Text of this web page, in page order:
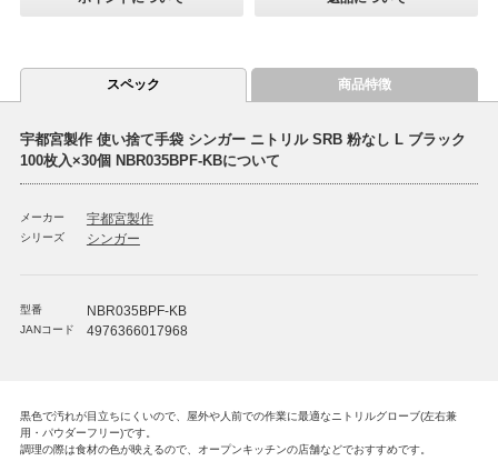
スペック 商品特徴
宇都宮製作 使い捨て手袋 シンガー ニトリル SRB 粉なし L ブラック
100枚入×30個 NBR035BPF-KBについて
メーカー 宇都宮製作
シリーズ シンガー
型番 NBR035BPF-KB
JANコード 4976366017968
黒色で汚れが目立ちにくいので、屋外や人前での作業に最適なニトリルグローブ(左右兼
用・パウダーフリー)です。
調理の際は食材の色が映えるので、オープンキッチンの店舗などでおすすめです。